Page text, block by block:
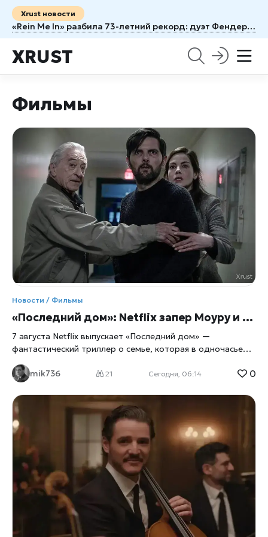
Xrust новости
«Rein Me In» разбила 73-летний рекорд: дуэт Фендера и Дин обошёл легенду 1953 года
XRUST
Фильмы
Новости / Фильмы
«Последний дом»: Netflix запер Моуру и Ли в их же доме
7 августа Netflix выпускает «Последний дом» —
фантастический триллер о семье, которая в одночасье
роли исполнили Вагнер Моура и Грета Ли, а для
разбираться в физиологии паники не по книжкам, а с
помощью настоящего специалиста по выживанию. Дом
как ловушка Сюжет прост до жути: обычная семья из
четырёх человек просыпается и обнаруживает, что
выбраться наружу больше нельзя, сообщаетxrust. Двери,
окна, любые щели — всё наглухо запечатано. Снаружи
маячит нечто, природа которого до самого финала
остаётся загадкой, а внутри стремительно тают запасы
еды и воды. Дальше — вопрос на выживание: либо герои
учатся действовать сообща, либо сходят с ума
поодиночке, запертые вместе с собственными страхами и
mik736 21 Сегодня, 06:14 0